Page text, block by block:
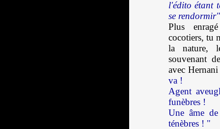
l'édito étant
se
Plus
cocotiers, tu
la nature,
souvenant
avec
va !
Agent
funèbres !
Une âme
ténèbres ! "